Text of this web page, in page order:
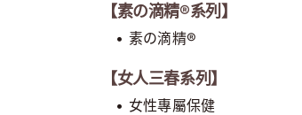
【素の滴精®系列】
• 素の滴精®
【女人三春系列】
• 女性專屬保健